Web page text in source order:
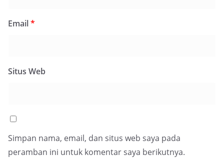
Email*
Situs Web
Simpan nama, email, dan situs web saya pada
peramban ini untuk komentar saya berikutnya.